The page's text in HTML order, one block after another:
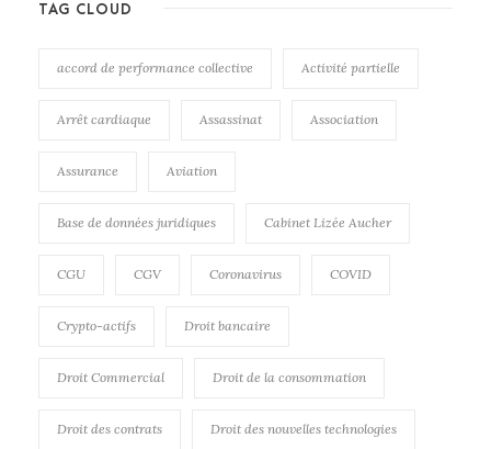
TAG CLOUD
accord de performance collective Activité partielle
Arrêt cardiaque Assassinat Association
Assurance Aviation
Base de données juridiques Cabinet Lizée Aucher
CGU CGV Coronavirus COVID
Crypto-actifs Droit bancaire
Droit Commercial Droit de la consommation
Droit des contrats Droit des nouvelles technologies